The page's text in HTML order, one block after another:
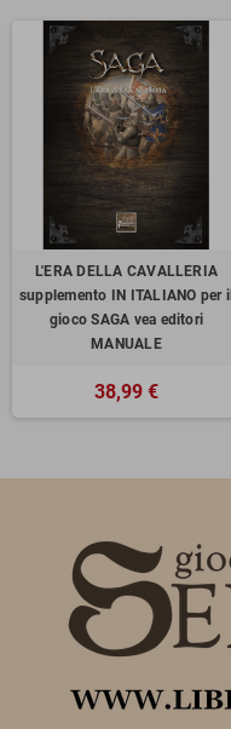
L'ERA DELLA CAVALLERIA
supplemento IN ITALIANO per il
gioco SAGA vea editori
MANUALE
38,99 €